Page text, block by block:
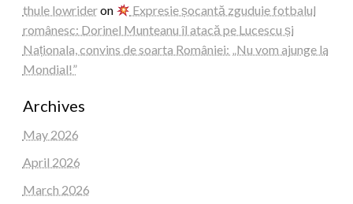
thule lowrideron
Expresie șocantă zguduie fotbalul
românesc: Dorinel Munteanu îl atacă pe Lucescu și
Naționala, convins de soarta României: „Nu vom ajunge la
Mondial!”
Archives
May 2026
April 2026
March 2026